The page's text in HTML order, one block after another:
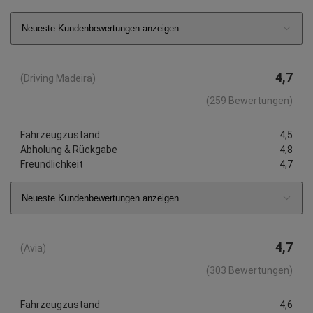
Neueste Kundenbewertungen anzeigen
(Driving Madeira) 4,7
(259 Bewertungen)
Fahrzeugzustand
4,5
Abholung & Rückgabe
4,8
Freundlichkeit
4,7
Neueste Kundenbewertungen anzeigen
(Avia) 4,7
(303 Bewertungen)
Fahrzeugzustand 4,6